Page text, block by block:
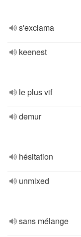
s'exclama
keenest
le plus vif
demur
hésitation
unmixed
sans mélange